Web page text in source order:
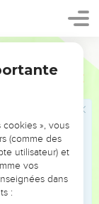
cela, il déchira
sorte que tous
il portait
terrible des
encore la tête sur
lui avec les
», vous
(comme des
utilisateur) et
vos
dans
: